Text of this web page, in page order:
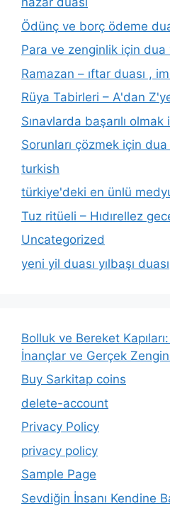
Ödünç ve borç ödeme
Para ve zenginlik için dua
Ramazan – ıftar duası ,
Rüya Tabirleri – A'dan
Sınavlarda başarılı
Sorunları çözmek için
turkish
türkiye'deki en ünlü
Tuz ritüeli – Hıdırellez
Uncategorized
yeni yil duası yılbaşı duası
Bolluk ve Bereket
İnançlar ve Gerçek
Buy Sarkitap coins
delete-account
Privacy Policy
privacy policy
Sample Page
Sevdiğin İnsanı Kendine